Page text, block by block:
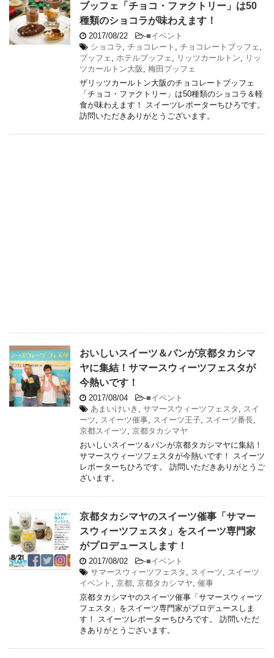
ブッフェ「チョコ・ファクトリー」は50
種類のショコラが味わえます！
2017/08/22 -■イベント
ショコラ , チョコレート , チョコレートブッフェ ,
ブッフェ , ホテルブッフェ , リッツカールトン, リッ
ツカールトン大阪 , 梅田ブッフェ
ザリッツカールトン大阪のチョコレートブッフェ
「チョコ・ファクトリー」は50種類のショコラ＆軽
食が味わえます！ スイーツレポーターちひろです。
訪問いただきありがとうございます。
おいしいスイーツ＆パンが京都タカシマ
ヤに集結！サマースウィーツフェスタが
今熱いです！
2017/08/04 -■イベント
あまいけいき , サマースウィーツフェスタ , スイ
ーツ, スイーツ催事, スイーツ王子, スイーツ番長,
京都スイーツ, 京都タカシマヤ
おいしいスイーツ＆パンが京都タカシマヤに集結！
サマースウィーツフェスタが今熱いです！ スイーツ
レポーターちひろです。 訪問いただきありがとうご
ざいます。
京都タカシマヤのスイーツ催事「サマー
スウィーツフェスタ」をスイーツ専門家
がプロデュースします！
2017/08/02 -■イベント
サマースウィーツフェスタ , スイーツ, スイーツ
イベント , 京都, 京都タカシマヤ, 催事
京都タカシマヤのスイーツ催事「サマースウィーツ
フェスタ」をスイーツ専門家がプロデュースしま
す！ スイーツレポーターちひろです。 訪問いただ
きありがとうございます。